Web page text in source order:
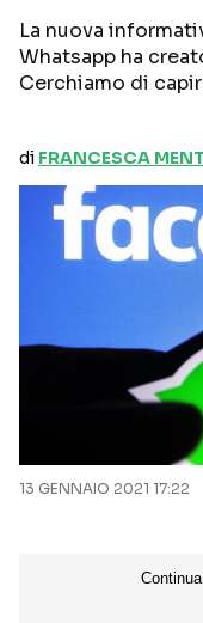
La nuova
Whatsapp ha
Cerchiamo di
di FRANCESCA
13 GENNAIO 2021 17:22